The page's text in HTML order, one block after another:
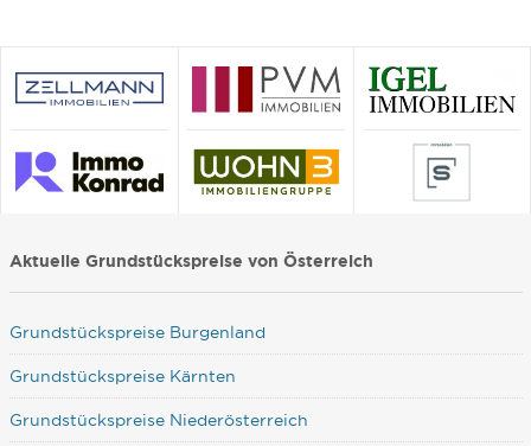
Aktuelle Grundstückspreise von Österreich
Grundstückspreise Burgenland
Grundstückspreise Kärnten
Grundstückspreise Niederösterreich